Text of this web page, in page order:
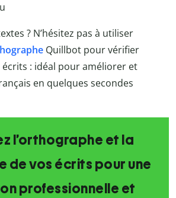
? N’hésitez pas à utiliser
Quillbot pour vérifier
écrits : idéal pour améliorer et
en quelques secondes
l’orthographe et la
de vos écrits pour une
professionnelle et